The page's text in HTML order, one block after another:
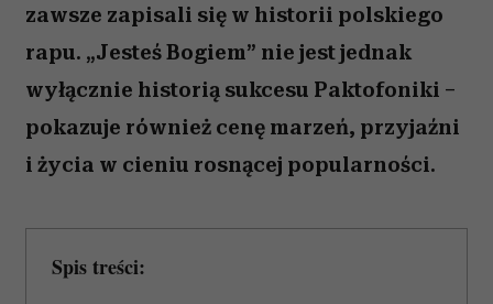
zawsze zapisali się w historii polskiego
rapu. „Jesteś Bogiem” nie jest jednak
wyłącznie historią sukcesu Paktofoniki –
pokazuje również cenę marzeń, przyjaźni
i życia w cieniu rosnącej popularności.
Spis treści: